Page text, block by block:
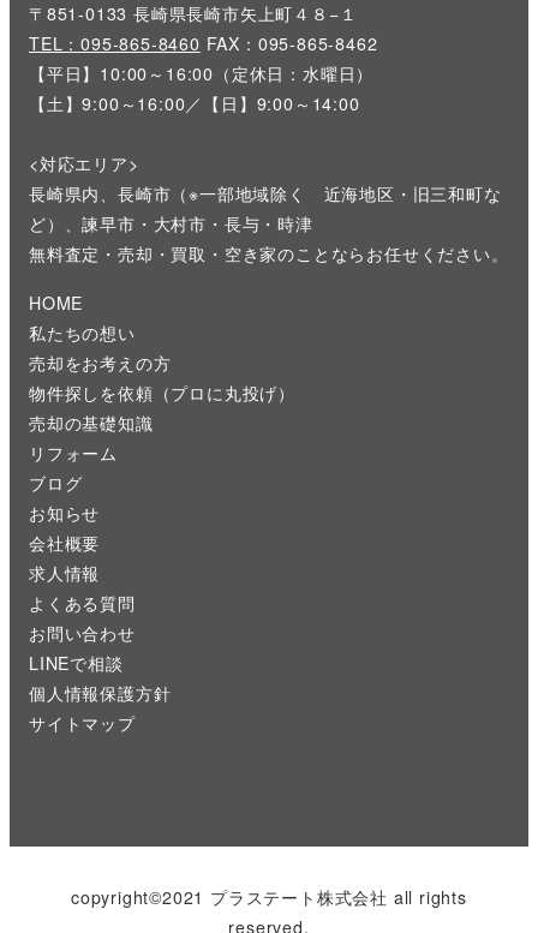
〒851-0133 長崎県長崎市矢上町４８−１
TEL：095-865-8460 FAX：095-865-8462
【平日】10:00～16:00（定休日：水曜日）
【土】9:00～16:00／【日】9:00～14:00
<対応エリア>
長崎県内、長崎市（※一部地域除く 近海地区・旧三和町な
ど）、諫早市・大村市・長与・時津
無料査定・売却・買取・空き家のことならお任せください。
HOME
私たちの想い
売却をお考えの方
物件探しを依頼（プロに丸投げ）
売却の基礎知識
リフォーム
ブログ
お知らせ
会社概要
求人情報
よくある質問
お問い合わせ
LINEで相談
個人情報保護方針
サイトマップ
copyright©2021 プラステート株式会社 all rights
reserved.